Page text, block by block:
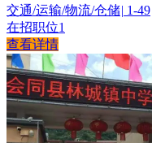
交通/运输/物流/仓储| 1-49
在招职位1
查看详情